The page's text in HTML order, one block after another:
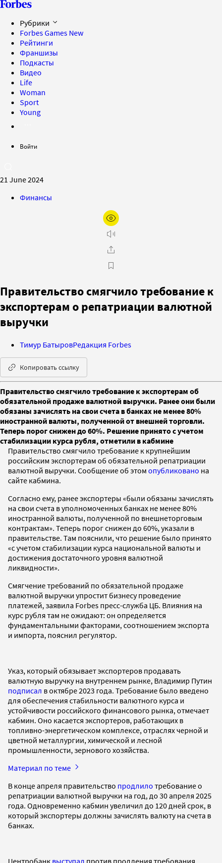
Рубрики
Forbes Games New
Рейтинги
Франшизы
Подкасты
Видео
Life
Woman
Sport
Young
Войти
21 June 2024
Финансы
Правительство смягчило требование к
экспортерам о репатриации валютной
выручки
Тимур БатыровРедакция Forbes
Копировать ссылку
Правительство смягчило требование к экспортерам об
обязательной продаже валютной выручки. Ранее они были
обязаны зачислять на свои счета в банках не менее 80%
иностранной валюты, полученной от внешней торговли.
Теперь порог снижен до 60%. Решение принято с учетом
стабилизации курса рубля, отметили в кабмине
Правительство смягчило требование к крупнейшим
российским экспортерам об обязательной репатриации
валютной выручки. Сообщение об этом опубликовано на
сайте кабмина.
Согласно ему, ранее экспортеры «были обязаны зачислять
на свои счета в уполномоченных банках не менее 80%
иностранной валюты, полученной по внешнеторговым
контрактам». Теперь порог снижен до 60%, указали в
правительстве. Там пояснили, что решение было принято
«с учетом стабилизации курса национальной валюты и
достижения достаточного уровня валютной
ликвидности».
Смягчение требований по обязательной продаже
валютной выручки упростит бизнесу проведение
платежей, заявила Forbes пресс-служба ЦБ. Влияния на
курс рубля там не ожидают: он определяется
фундаментальными факторами, соотношением экспорта
и импорта, пояснил регулятор.
Указ, который обязывает экспортеров продавать
валютную выручку на внутреннем рынке, Владимир Путин
подписал в октябре 2023 года. Требование было введено
для обеспечения стабильности валютного курса и
устойчивости российского финансового рынка, отмечает
кабмин. Оно касается экспортеров, работающих в
топливно-энергетическом комплексе, отраслях черной и
цветной металлургии, химической и лесной
промышленности, зернового хозяйства.
Материал по теме
В конце апреля правительство продлило требование о
репатриации валютной выручки на год, до 30 апреля 2025
года. Одновременно кабмин увеличил до 120 дней срок, в
который экспортеры должны зачислять валюту на счета в
банках.
Центробанк выступал против продления требования